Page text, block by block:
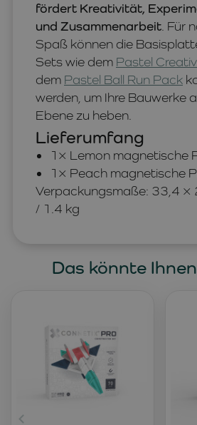
fördert Kreativität,
und Zusammenarbeit. Für
Spaß können die
Sets wie dem Pastel
dem Pastel Ball Run Pack
werden, um Ihre Bauwerke
Ebene zu heben.
Lieferumfang
1× Lemon magnetische
1× Peach magnetische
Verpackungsmaße: 33,4 ×
/ 1.4 kg
Das könnte